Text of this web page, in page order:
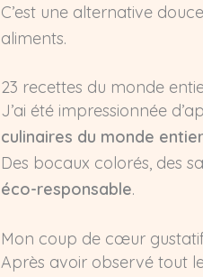
C’est une alternative
aliments.
23 recettes du monde
J’ai été impressionnée
culinaires du monde entier
Des bocaux colorés, des
éco-responsable.
Mon coup de cœur
Après avoir observé tout